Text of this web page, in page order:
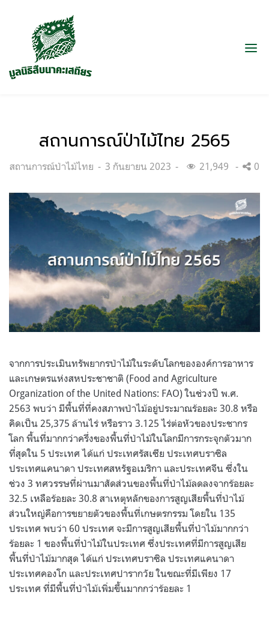
สถานการณ์ป่าไม้ไทย 2565
Categories:
สถานการณ์ป่าไม้ไทย
Posted
3 กันยายน 2023 21,949 0
จากการประเมินทรัพยากรป่าไม้ในระดับโลกขององค์การอาหาร
และเกษตรแห่งสหประชาชาติ (Food and Agriculture
Organization of the United Nations: FAO) ในช่วงปี พ.ศ.
2563 พบว่า มีพื้นที่ที่คงสภาพป่าไม้อยู่ประมาณร้อยละ 30.8 หรือ
คิดเป็น 25,375 ล้านไร่ หรือราว 3.125 ไร่ต่อหัวของประชากร
โลก พื้นที่มากกว่าครึ่งของพื้นที่ป่าไม้ในโลกมีการกระจุกตัวมาก
ที่สุดใน 5 ประเทศ ได้แก่ ประเทศรัสเซีย ประเทศบราซิล
ประเทศแคนาดา ประเทศสหรัฐอเมริกา และประเทศจีน ซึ่งใน
ช่วง 3 ทศวรรษที่ผ่านมาสัดส่วนของพื้นที่ป่าไม้ลดลงจากร้อยละ
32.5 เหลือร้อยละ 30.8 สาเหตุหลักของการสูญเสียพื้นที่ป่าไม้
ส่วนใหญ่คือการขยายตัวของพื้นที่เกษตรกรรม โดยใน 135
ประเทศ พบว่า 60 ประเทศ จะมีการสูญเสียพื้นที่ป่าไม้มากกว่า
ร้อยละ 1 ของพื้นที่ป่าไม้ในประเทศ ซึ่งประเทศที่มีการสูญเสีย
พื้นที่ป่าไม้มากสุด ได้แก่ ประเทศบราซิล ประเทศแคนาดา
ประเทศคองโก และประเทศปารากวัย ในขณะที่มีเพียง 17
ประเทศ ที่มีพื้นที่ป่าไม้เพิ่มขึ้นมากกว่าร้อยละ 1